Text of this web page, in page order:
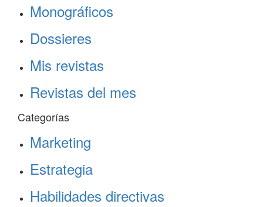
Monográficos
Dossieres
Mis revistas
Revistas del mes
Categorías
Marketing
Estrategia
Habilidades directivas